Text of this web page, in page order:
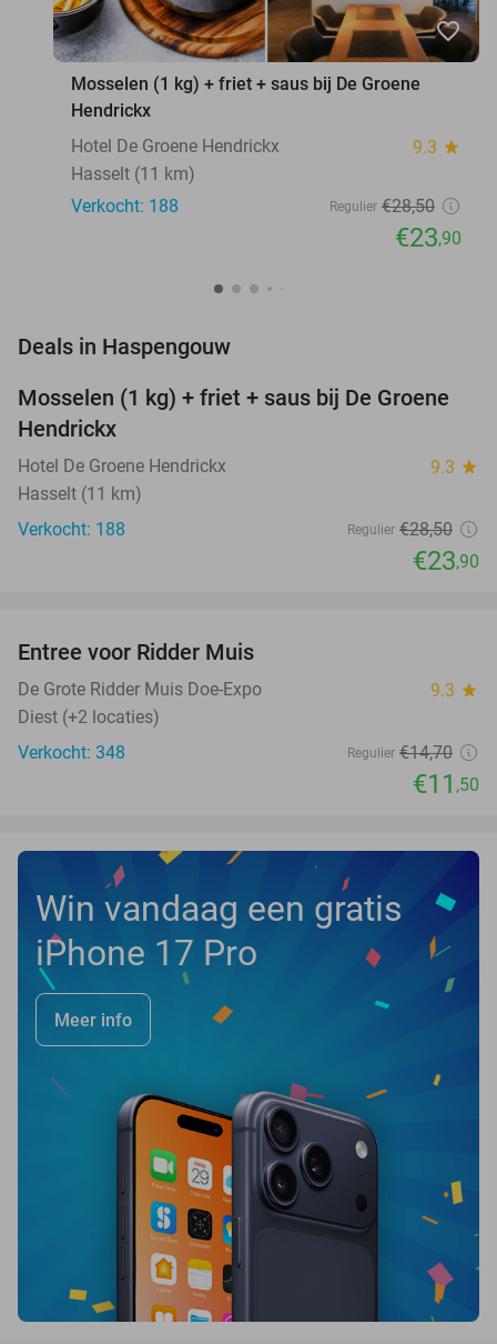
favorite_border
Mosselen (1 kg) + friet + saus bij De Groene
Hendrickx
Hotel De Groene Hendrickx
9.3 star
Hasselt (11 km)
Verkocht: 188
Regulier €28,50
€23,90
Deals in Haspengouw
16%
Mosselen (1 kg) + friet + saus bij De Groene
Hendrickx
Hotel De Groene Hendrickx 9.3 star
Hasselt (11 km)
Verkocht: 188
Regulier €28,50
€23,90
TODAY
Entree voor Ridder Muis
De Grote Ridder Muis Doe-Expo 9.3 star
Diest (+2 locaties)
Verkocht: 348
Regulier €14,70
€11 ,50
Win vandaag een gratis
iPhone 17 Pro
Meer info